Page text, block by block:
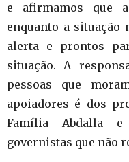
e afirmamos que
enquanto a situação
alerta e prontos
situação. A
pessoas que
apoiadores é dos
Família Abdalla
governistas que não